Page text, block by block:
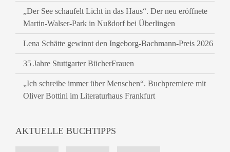
„Der See schaufelt Licht in das Haus“. Der neu eröffnete
Martin-Walser-Park in Nußdorf bei Überlingen
Lena Schätte gewinnt den Ingeborg-Bachmann-Preis 2026
35 Jahre Stuttgarter BücherFrauen
„Ich schreibe immer über Menschen“. Buchpremiere mit
Oliver Bottini im Literaturhaus Frankfurt
AKTUELLE BUCHTIPPS